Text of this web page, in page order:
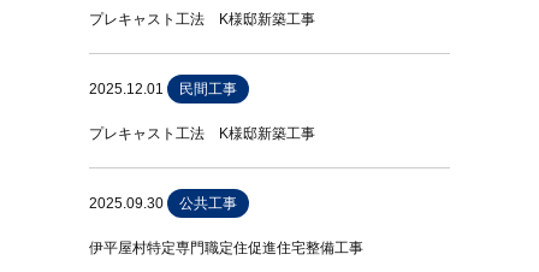
プレキャスト工法 K様邸新築工事
2025.12.01 民間工事
プレキャスト工法 K様邸新築工事
2025.09.30 公共工事
伊平屋村特定専門職定住促進住宅整備工事